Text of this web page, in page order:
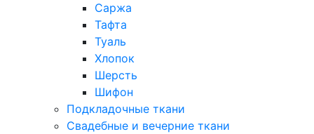
Саржа
Тафта
Туаль
Хлопок
Шерсть
Шифон
Подкладочные ткани
Свадебные и вечерние ткани